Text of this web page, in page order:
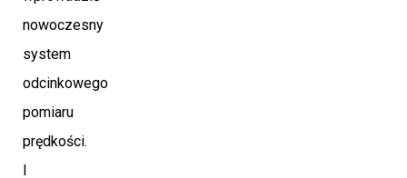
nowoczesny
system
odcinkowego
pomiaru
prędkości.